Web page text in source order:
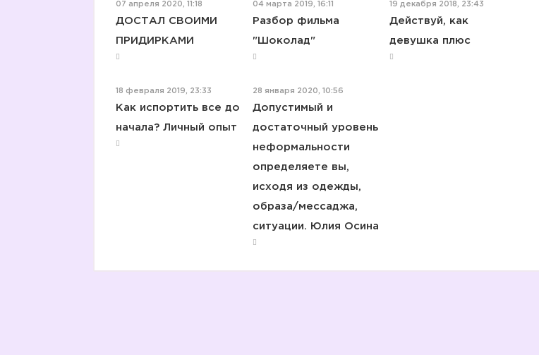
07 апреля 2020, 11:18
ДОСТАЛ СВОИМИ
ПРИДИРКАМИ
04 марта 2019, 16:11
Разбор фильма
"Шоколад"
19 декабря 2018, 23:43
Действуй, как
девушка плюс
18 февраля 2019, 23:33
Как испортить все до
начала? Личный опыт
28 января 2020, 10:56
Допустимый и
достаточный уровень
неформальности
определяете вы,
исходя из одежды,
образа/мессаджа,
ситуации. Юлия Осина